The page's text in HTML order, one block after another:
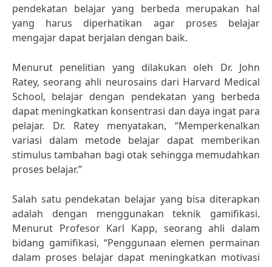
pendekatan belajar yang berbeda merupakan hal
yang harus diperhatikan agar proses belajar
mengajar dapat berjalan dengan baik.
Menurut penelitian yang dilakukan oleh Dr. John
Ratey, seorang ahli neurosains dari Harvard Medical
School, belajar dengan pendekatan yang berbeda
dapat meningkatkan konsentrasi dan daya ingat para
pelajar. Dr. Ratey menyatakan, “Memperkenalkan
variasi dalam metode belajar dapat memberikan
stimulus tambahan bagi otak sehingga memudahkan
proses belajar.”
Salah satu pendekatan belajar yang bisa diterapkan
adalah dengan menggunakan teknik gamifikasi.
Menurut Profesor Karl Kapp, seorang ahli dalam
bidang gamifikasi, “Penggunaan elemen permainan
dalam proses belajar dapat meningkatkan motivasi